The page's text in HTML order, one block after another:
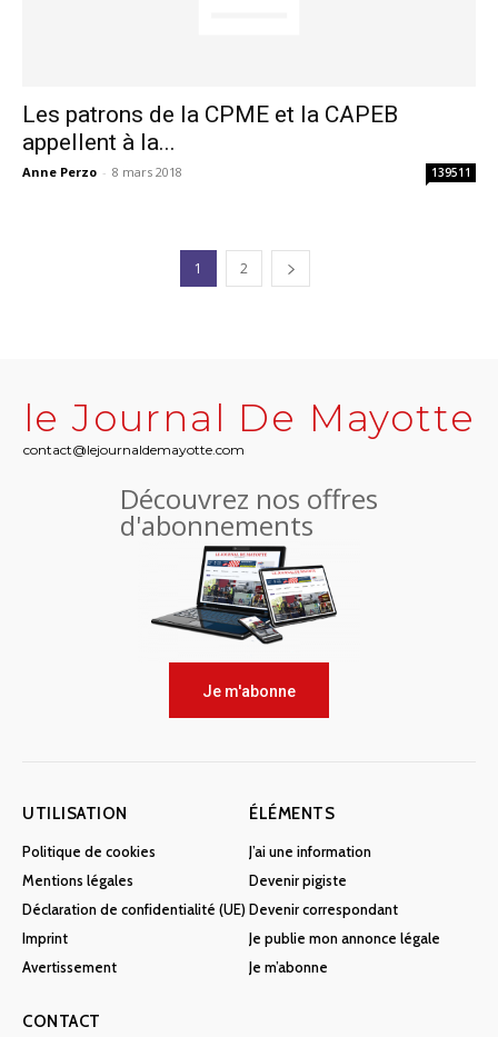
Les patrons de la CPME et la CAPEB
appellent à la...
Anne Perzo - 8 mars 2018 139511
1 2
le Journal De Mayotte
contact@lejournaldemayotte.com
Découvrez nos offres
d'abonnements
Je m'abonne
UTILISATION
Politique de cookies
Mentions légales
Déclaration de confidentialité (UE)
Imprint
Avertissement
ÉLÉMENTS
J’ai une information
Devenir pigiste
Devenir correspondant
Je publie mon annonce légale
Je m’abonne
CONTACT